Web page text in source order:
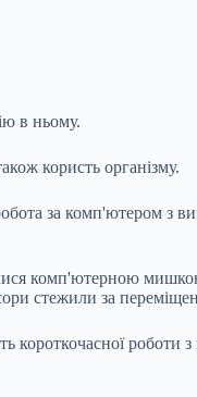
в ньому.
користь організму.
за комп'ютером з
комп'ютерною
стежили за
роботи